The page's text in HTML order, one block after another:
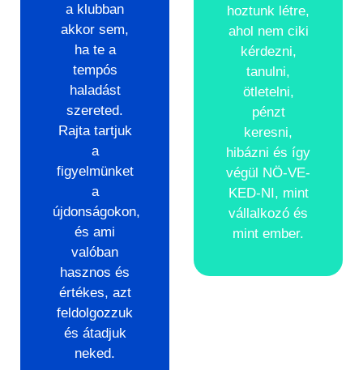
a klubban
akkor sem,
ha te a
tempós
haladást
szereted.
Rajta tartjuk
a
figyelmünket
a
újdonságokon,
és ami
valóban
hasznos és
értékes, azt
feldolgozzuk
és átadjuk
neked.
hoztunk létre,
ahol nem ciki
kérdezni,
tanulni,
ötletelni,
pénzt
keresni,
hibázni és így
végül NÖ-VE-
KED-NI, mint
vállalkozó és
mint ember.